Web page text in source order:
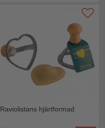
Raviolistans hjärtformad